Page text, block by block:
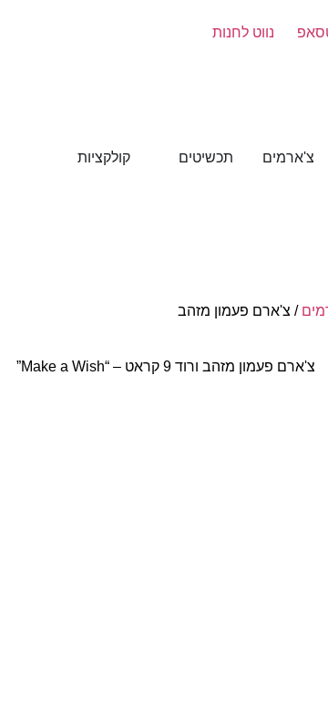
נווט לחנות
צ'ארמים תכשיטים קולקציות
/ צ'ארם פעמון מזהב